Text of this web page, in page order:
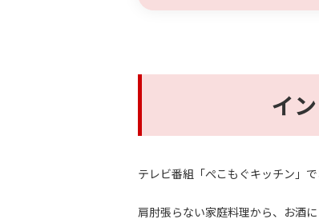
イ
テレビ番組「ぺこもぐキッチン」
肩肘張らない家庭料理から、お酒